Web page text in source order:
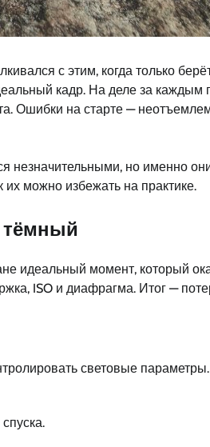
с этим, когда только
кадр. На деле за
Ошибки на старте —
незначительными, но именно
можно избежать на практике.
тёмный
идеальный момент, который
ISO и диафрагма. Итог —
световые параметры.